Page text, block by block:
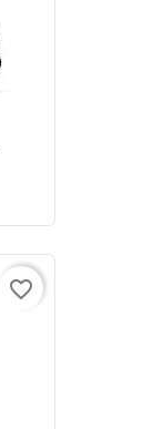
favorite_border